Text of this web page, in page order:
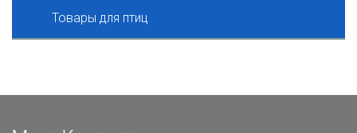
Товары для птиц